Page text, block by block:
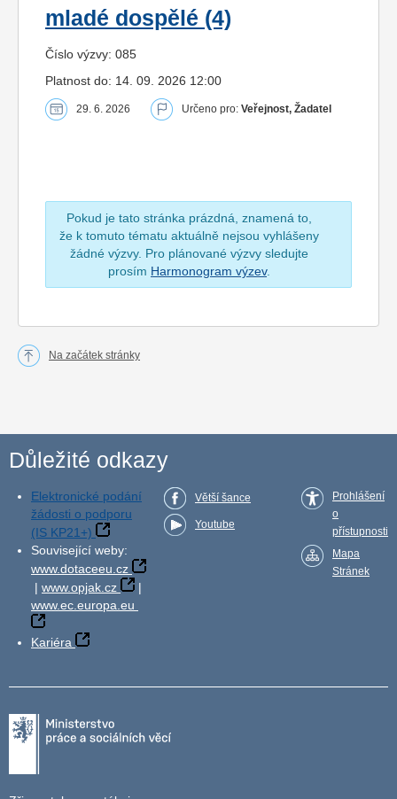
mladé dospělé (4)
Číslo výzvy: 085
Platnost do: 14. 09. 2026 12:00
29. 6. 2026 Určeno pro: Veřejnost, Žadatel
Pokud je tato stránka prázdná, znamená to,
že k tomuto tématu aktuálně nejsou vyhlášeny
žádné výzvy. Pro plánované výzvy sledujte
prosím Harmonogram výzev.
Na začátek stránky
Důležité odkazy
Elektronické podání
žádosti o podporu
(IS KP21+)
Související weby:
www.dotaceeu.cz
| www.opjak.cz
|
www.ec.europa.eu
Kariéra
Větší šance
Youtube
Prohlášení
o
přístupnosti
Mapa
Stránek